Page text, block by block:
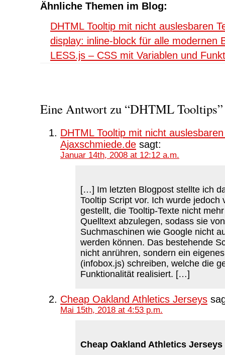
Ähnliche Themen im Blog:
DHTML Tooltip mit nicht auslesbaren
display: inline-block für alle modernen
LESS.js – CSS mit Variablen und
Eine Antwort zu “DHTML Tooltips”
DHTML Tooltip mit nicht
Ajaxschmiede.de sagt:
Januar 14th, 2008 at 12:12 a.m.
[…] Im letzten Blogpost stellte ich
Tooltip Script vor. Ich wurde jedoch
gestellt, die Tooltip-Texte nicht
Quelltext abzulegen, sodass sie von
Suchmaschinen wie Google nicht
werden können. Das bestehende
nicht anrühren, sondern ein
(infobox.js) schreiben, welche die
Funktionalität realisiert. […]
Cheap Oakland Athletics Jerseys
Mai 15th, 2018 at 4:53 p.m.
Cheap Oakland Athletics Jerseys